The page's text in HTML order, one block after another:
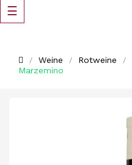
Umschalten
der
☰
Weine Rotweine
Marzemino